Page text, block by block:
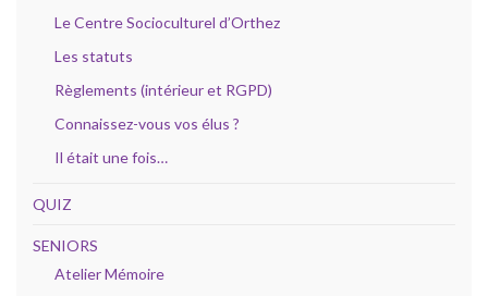
Le Centre Socioculturel d’Orthez
Les statuts
Règlements (intérieur et RGPD)
Connaissez-vous vos élus ?
Il était une fois…
QUIZ
SENIORS
Atelier Mémoire